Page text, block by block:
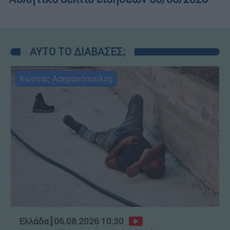
ΑΥΤΟ ΤΟ ΔΙΑΒΑΣΕΣ;
Κώστας Ασημακόπουλος
Ελλάδα┋06.08.2026 10:30